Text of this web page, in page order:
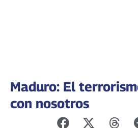
Maduro: El
con nosotros